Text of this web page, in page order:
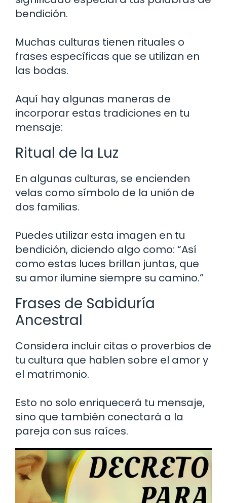
bendición.
Muchas culturas tienen rituales o
frases específicas que se utilizan en
las bodas.
Aquí hay algunas maneras de
incorporar estas tradiciones en tu
mensaje:
Ritual de la Luz
En algunas culturas, se encienden
velas como símbolo de la unión de
dos familias.
Puedes utilizar esta imagen en tu
bendición, diciendo algo como: “Así
como estas luces brillan juntas, que
su amor ilumine siempre su camino.”
Frases de Sabiduría
Ancestral
Considera incluir citas o proverbios de
tu cultura que hablen sobre el amor y
el matrimonio.
Esto no solo enriquecerá tu mensaje,
sino que también conectará a la
pareja con sus raíces.